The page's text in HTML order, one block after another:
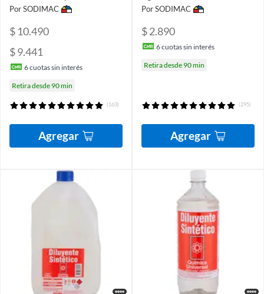
Por SODIMAC
$ 10.490
$ 9.441
6cuotas sin interés
Retira desde 90 min
(163)
Agregar
Por SODIMAC
$ 2.890
6cuotas sin interés
Retira desde 90 min
(295)
Agregar